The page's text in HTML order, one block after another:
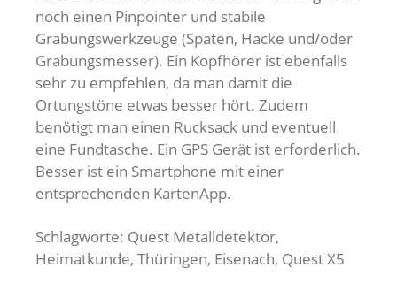
noch einen Pinpointer und stabile
Grabungswerkzeuge (Spaten, Hacke und/oder
Grabungsmesser). Ein Kopfhörer ist ebenfalls
sehr zu empfehlen, da man damit die
Ortungstöne etwas besser hört. Zudem
benötigt man einen Rucksack und eventuell
eine Fundtasche. Ein GPS Gerät ist erforderlich.
Besser ist ein Smartphone mit einer
entsprechenden KartenApp.
Schlagworte: Quest Metalldetektor,
Heimatkunde, Thüringen, Eisenach, Quest X5